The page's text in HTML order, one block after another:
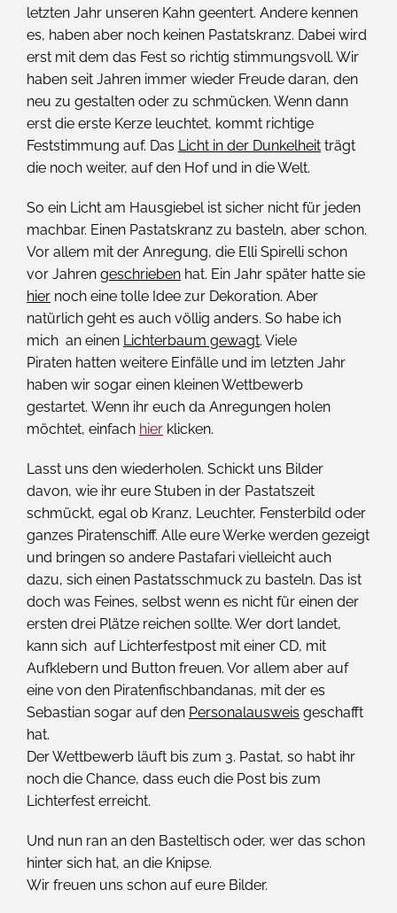
letzten Jahr unseren Kahn geentert. Andere kennen
es, haben aber noch keinen Pastatskranz. Dabei wird
erst mit dem das Fest so richtig stimmungsvoll. Wir
haben seit Jahren immer wieder Freude daran, den
neu zu gestalten oder zu schmücken. Wenn dann
erst die erste Kerze leuchtet, kommt richtige
Feststimmung auf. Das Licht in der Dunkelheitträgt
die noch weiter, auf den Hof und in die Welt.
So ein Licht am Hausgiebel ist sicher nicht für jeden
machbar. Einen Pastatskranz zu basteln, aber schon.
Vor allem mit der Anregung, die Elli Spirelli schon
vor Jahren geschriebenhat. Ein Jahr später hatte sie
hiernoch eine tolle Idee zur Dekoration. Aber
natürlich geht es auch völlig anders. So habe ich
mich an einen Lichterbaum gewagt. Viele
Piraten hatten weitere Einfälle und im letzten Jahr
haben wir sogar einen kleinen Wettbewerb
gestartet. Wenn ihr euch da Anregungen holen
möchtet, einfach hierklicken.
Lasst uns den wiederholen. Schickt uns Bilder
davon, wie ihr eure Stuben in der Pastatszeit
schmückt, egal ob Kranz, Leuchter, Fensterbild oder
ganzes Piratenschiff. Alle eure Werke werden gezeigt
und bringen so andere Pastafari vielleicht auch
dazu, sich einen Pastatsschmuck zu basteln. Das ist
doch was Feines, selbst wenn es nicht für einen der
ersten drei Plätze reichen sollte. Wer dort landet,
kann sich auf Lichterfestpost mit einer CD, mit
Aufklebern und Button freuen. Vor allem aber auf
eine von den Piratenfischbandanas, mit der es
Sebastian sogar auf den Personalausweis geschafft
hat.
Der Wettbewerb läuft bis zum 3. Pastat, so habt ihr
noch die Chance, dass euch die Post bis zum
Lichterfest erreicht.
Und nun ran an den Basteltisch oder, wer das schon
hinter sich hat, an die Knipse.
Wir freuen uns schon auf eure Bilder.